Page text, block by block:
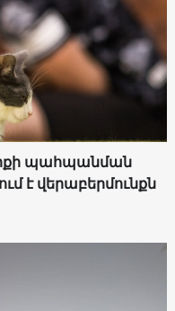
պահպանման
է վերաբերմունքն